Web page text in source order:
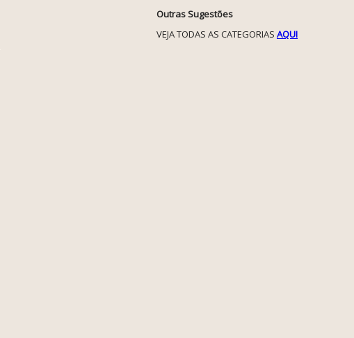
Outras Sugestões
VEJA TODAS AS CATEGORIAS AQUI